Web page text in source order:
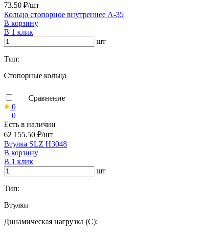
73.50 ₽/шт
Кольцо стопорное внутреннее А-35
В корзину
В 1 клик
шт
Тип:
Стопорные кольца
Сравнение
0
0
Есть в наличии
62 155.50 ₽/шт
Втулка SLZ H3048
В корзину
В 1 клик
шт
Тип:
Втулки
Динамическая нагрузка (C):